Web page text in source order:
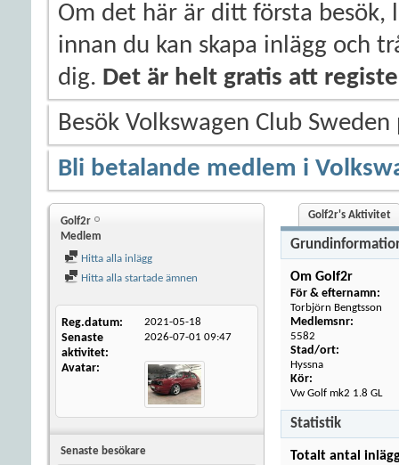
Om det här är ditt första besök,
innan du kan skapa inlägg och
dig. Det är helt gratis att
Besök Volkswagen Club
Bli betalande medlem i
Golf2r
Medlem
Hitta alla inlägg
Hitta alla startade ämnen
Reg.datum 2021-05-18
Senaste
aktivitet
2026-07-01 09:47
Avatar
Senaste besökare
Golf2r's Aktivitet
Om Golf2r
För & efternamn:
Torbjörn Bengtsson
Medlemsnr:
5582
Stad/ort:
Hyssna
Kör:
Vw Golf mk2 1.8 GL
Statistik
Totalt antal